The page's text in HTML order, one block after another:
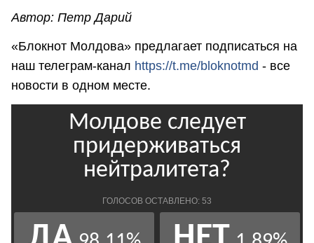
Автор: Петр Дарий
«Блокнот Молдова» предлагает подписаться на
наш телеграм-канал https://t.me/bloknotmd - все
новости в одном месте.